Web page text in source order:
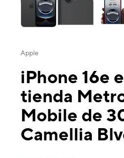
Apple
iPhone 16e
tienda
Mobile de
Camellia